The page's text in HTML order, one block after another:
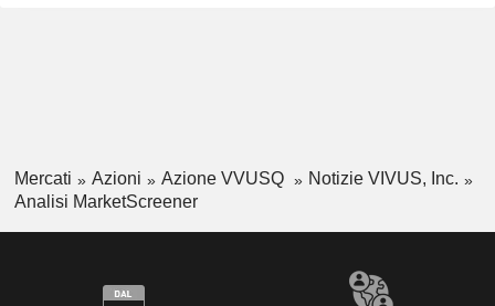
Mercati Azioni Azione VVUSQ
Notizie VIVUS, Inc.
Analisi MarketScreener